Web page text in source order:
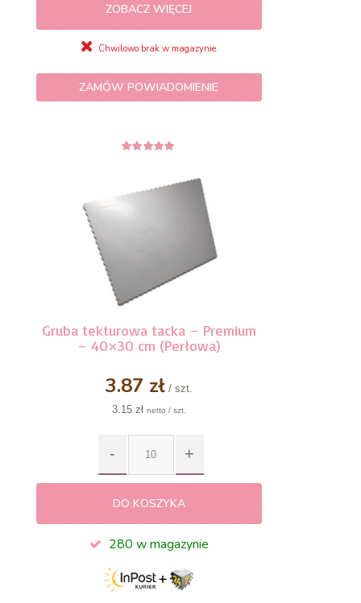
ZOBACZ WIĘCEJ
Chwilowo brak w magazynie.
ZAMÓW POWIADOMIENIE
Gruba tekturowa tacka – Premium
– 40×30 cm (Perłowa)
3.87 zł/ szt.
3.15 zł netto / szt.
DO KOSZYKA
280 w magazynie